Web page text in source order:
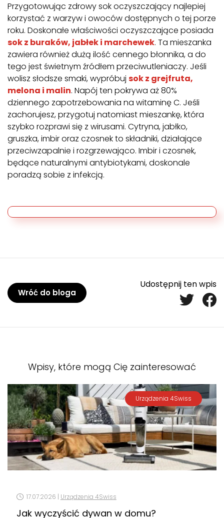
Przygotowując zdrowy sok oczyszczający najlepiej
korzystać z warzyw i owoców dostępnych o tej porze
roku. Doskonałe właściwości oczyszczające posiada
sok z buraków, jabłek i marchewek. Ta mieszanka
zawiera również dużą ilość cennego błonnika, a do
tego jest świetnym źródłem przeciwutleniaczy. Jeśli
wolisz słodsze smaki, wypróbuj sok z grejfruta,
melona i malin. Napój ten pokrywa aż 80%
dziennego zapotrzebowania na witaminę C. Jeśli
zachorujesz, przygotuj natomiast mieszankę, która
szybko rozprawi się z wirusami. Cytryna, jabłko,
gruszka, imbir oraz czosnek to składniki, działające
przeciwzapalnie i rozgrzewająco. Imbir i czosnek,
będące naturalnymi antybiotykami, doskonale
poradzą sobie z infekcją.
Wróć do bloga
Udostępnij ten wpis
Wpisy, które mogą Cię zainteresować
Urządzenia 4Swiss
17.07.2026 | Urządzenia 4Swiss
Jak wyczyścić dywan w domu?